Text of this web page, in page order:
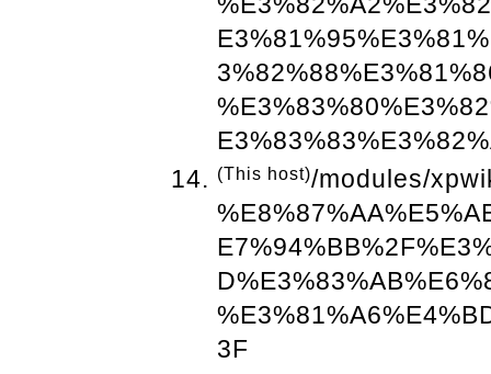
(This host)/modules/
3F